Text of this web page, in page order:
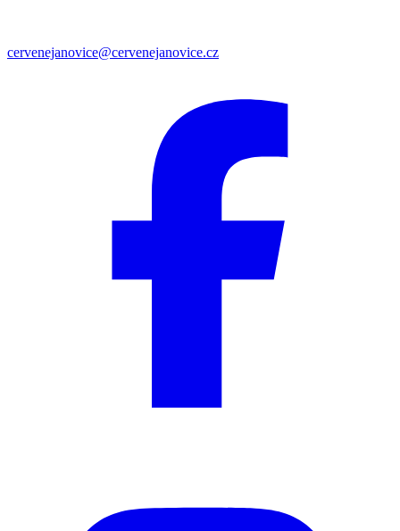
cervenejanovice@cervenejanovice.cz